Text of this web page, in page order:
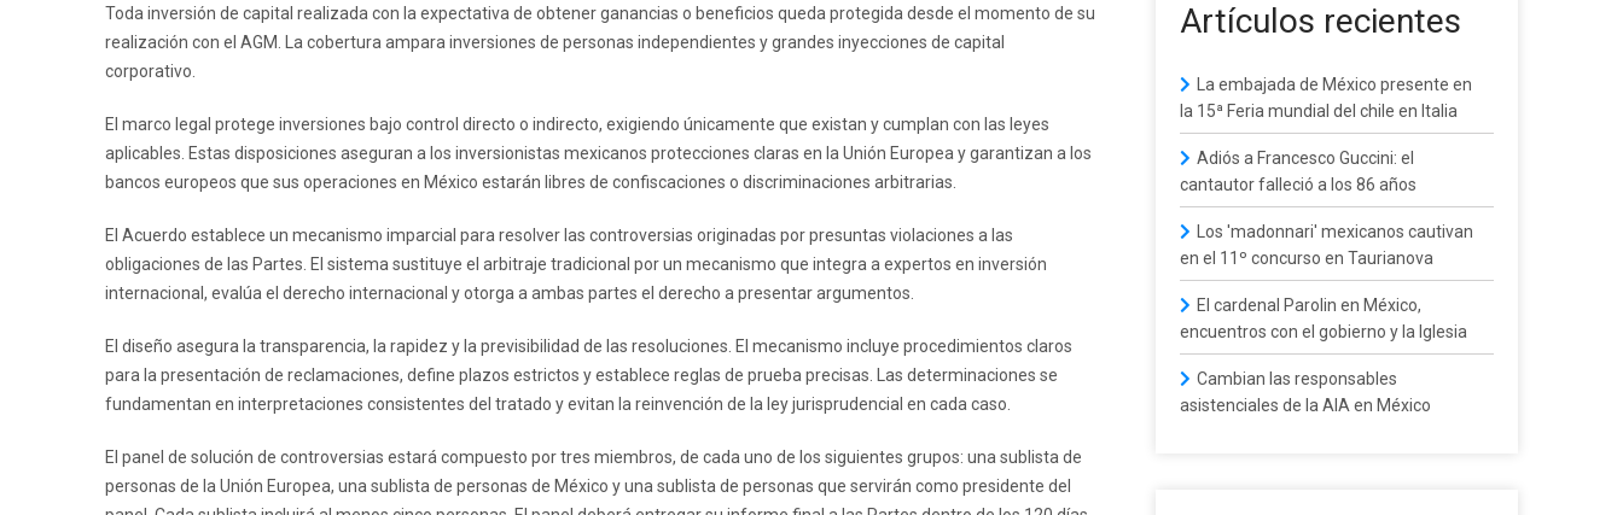
Toda inversión de capital realizada con la expectativa de obtener ganancias o beneficios queda protegida desde el momento de su
realización con el AGM. La cobertura ampara inversiones de personas independientes y grandes inyecciones de capital
corporativo.
El marco legal protege inversiones bajo control directo o indirecto, exigiendo únicamente que existan y cumplan con las leyes
aplicables. Estas disposiciones aseguran a los inversionistas mexicanos protecciones claras en la Unión Europea y garantizan a los
bancos europeos que sus operaciones en México estarán libres de confiscaciones o discriminaciones arbitrarias.
El Acuerdo establece un mecanismo imparcial para resolver las controversias originadas por presuntas violaciones a las
obligaciones de las Partes. El sistema sustituye el arbitraje tradicional por un mecanismo que integra a expertos en inversión
internacional, evalúa el derecho internacional y otorga a ambas partes el derecho a presentar argumentos.
El diseño asegura la transparencia, la rapidez y la previsibilidad de las resoluciones. El mecanismo incluye procedimientos claros
para la presentación de reclamaciones, define plazos estrictos y establece reglas de prueba precisas. Las determinaciones se
fundamentan en interpretaciones consistentes del tratado y evitan la reinvención de la ley jurisprudencial en cada caso.
El panel de solución de controversias estará compuesto por tres miembros, de cada uno de los siguientes grupos: una sublista de
personas de la Unión Europea, una sublista de personas de México y una sublista de personas que servirán como presidente del
Artículos recientes
La embajada de México presente en
la 15ª Feria mundial del chile en Italia
Adiós a Francesco Guccini: el
cantautor falleció a los 86 años
Los 'madonnari' mexicanos cautivan
en el 11º concurso en Taurianova
El cardenal Parolin en México,
encuentros con el gobierno y la Iglesia
Cambian las responsables
asistenciales de la AIA en México